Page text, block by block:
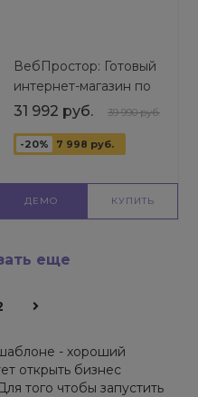
ВебПростор: Готовый
интернет-магазин по
продаже
комплектующих с
Готовый шаблон
универсального сайта
31 992 руб. 39 990 руб.
-20% 7 998 руб.
ДЕМО КУПИТЬ
еще
- хороший
открыть бизнес
того чтобы запустить